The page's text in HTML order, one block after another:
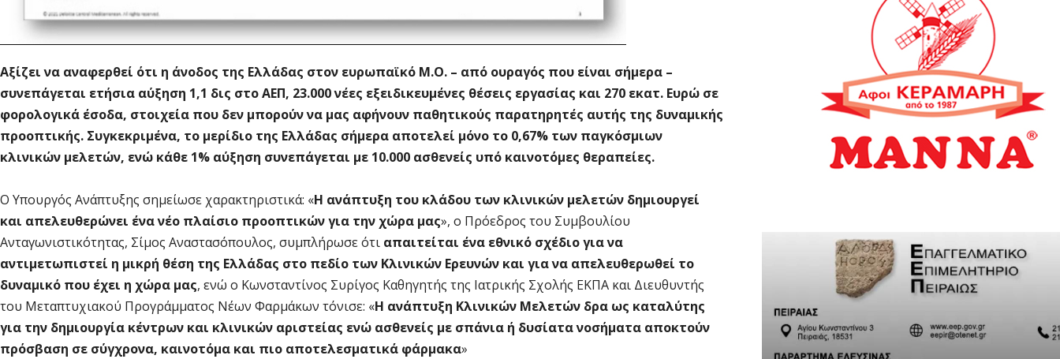
Αξίζει να αναφερθεί ότι η άνοδος της Ελλάδας στον ευρωπαϊκό Μ.Ο. – από ουραγός που είναι σήμερα –
συνεπάγεται ετήσια αύξηση 1,1 δις στο ΑΕΠ, 23.000 νέες εξειδικευμένες θέσεις εργασίας και 270 εκατ. Ευρώ σε
φορολογικά έσοδα, στοιχεία που δεν μπορούν να μας αφήνουν παθητικούς παρατηρητές αυτής της δυναμικής
προοπτικής. Συγκεκριμένα, το μερίδιο της Ελλάδας σήμερα αποτελεί μόνο το 0,67% των παγκόσμιων
κλινικών μελετών, ενώ κάθε 1% αύξηση συνεπάγεται με 10.000 ασθενείς υπό καινοτόμες θεραπείες.
Ο Υπουργός Ανάπτυξης σημείωσε χαρακτηριστικά: «Η ανάπτυξη του κλάδου των κλινικών μελετών δημιουργεί
και απελευθερώνει ένα νέο πλαίσιο προοπτικών για την χώρα μας», ο Πρόεδρος του Συμβουλίου
Ανταγωνιστικότητας, Σίμος Αναστασόπουλος, συμπλήρωσε ότι απαιτείται ένα εθνικό σχέδιο για να
αντιμετωπιστεί η μικρή θέση της Ελλάδας στο πεδίο των Κλινικών Ερευνών και για να απελευθερωθεί το
δυναμικό που έχει η χώρα μας, ενώ ο Κωνσταντίνος Συρίγος Καθηγητής της Ιατρικής Σχολής ΕΚΠΑ και Διευθυντής
του Μεταπτυχιακού Προγράμματος Νέων Φαρμάκων τόνισε: «H ανάπτυξη Κλινικών Μελετών δρα ως καταλύτης
για την δημιουργία κέντρων και κλινικών αριστείας ενώ ασθενείς με σπάνια ή δυσίατα νοσήματα αποκτούν
πρόσβαση σε σύγχρονα, καινοτόμα και πιο αποτελεσματικά φάρμακα»